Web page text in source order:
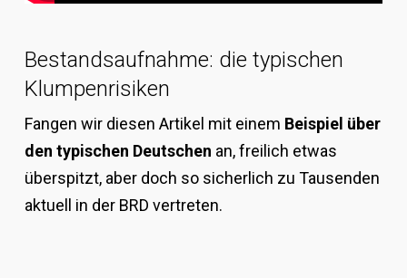
Bestandsaufnahme: die typischen
Klumpenrisiken
Fangen wir diesen Artikel mit einem Beispiel über
den typischen Deutschen an, freilich etwas
überspitzt, aber doch so sicherlich zu Tausenden
aktuell in der BRD vertreten.